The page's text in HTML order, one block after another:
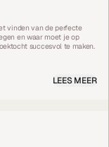
vinden van de perfecte
en waar moet je op
succesvol te maken.
LEES MEER